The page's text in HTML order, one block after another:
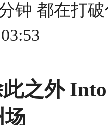
钟 都在打
之外
场